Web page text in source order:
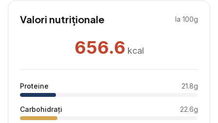
Valori nutriționale la 100g
656.6 kcal
Proteine 21.8g
Carbohidrați 22.6g